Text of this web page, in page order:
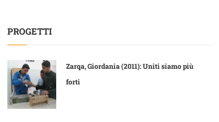
PROGETTI
Zarqa, Giordania (2011): Uniti siamo più
forti